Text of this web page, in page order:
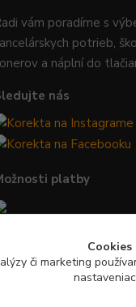
vám poradíme s
potrieb,
a náplní do
nás
platby
Bezpečná platba kartou,
Pay a bankovým
Cookies
či marketing